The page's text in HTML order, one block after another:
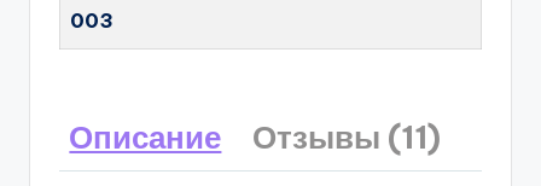
003
Описание Отзывы (11)